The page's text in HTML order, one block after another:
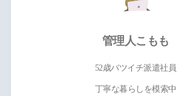
管理人こもも
52歳バツイチ派遣社員
丁寧な暮らしを模索中